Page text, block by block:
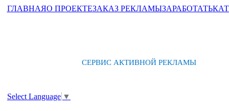
ГЛАВНАЯО ПРОЕКТЕЗАКАЗ РЕКЛАМЫЗАРАБОТАТЬ
СЕРВИС АКТИВНОЙ РЕКЛАМЫ
Select Language ▼